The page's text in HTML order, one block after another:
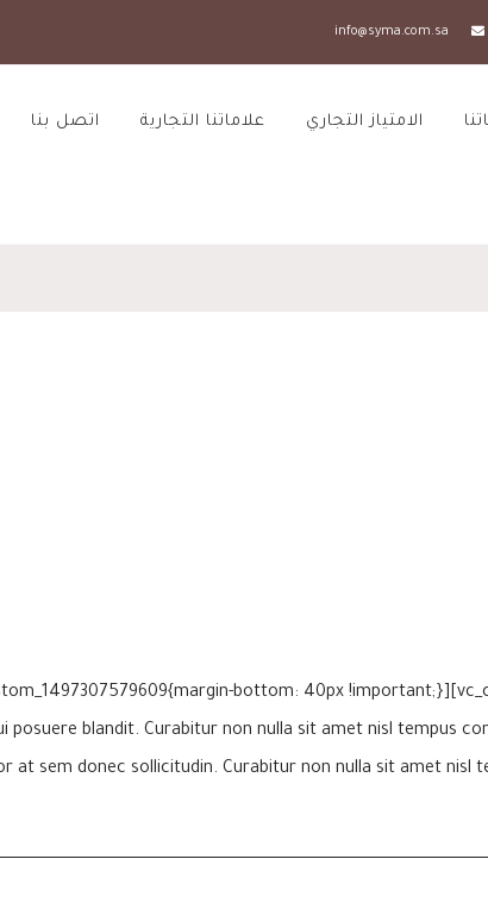
info@syma.com.sa
الامتياز التجاري علاماتنا التجارية اتصل بنا
blandit. Curabitur non nulla sit amet nisl tempus
sem donec sollicitudin. Curabitur non nulla sit amet nisl